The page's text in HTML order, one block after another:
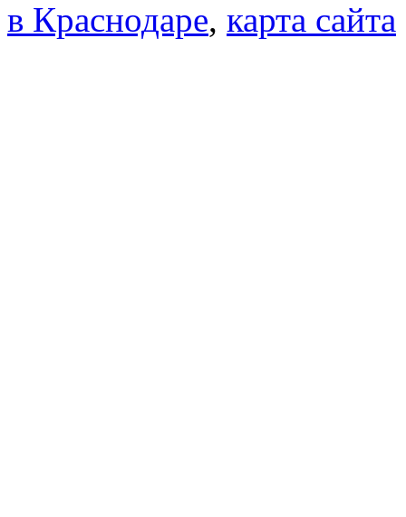
в Краснодаре, карта сайта